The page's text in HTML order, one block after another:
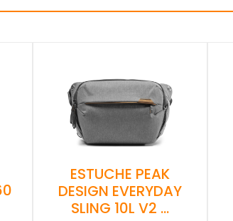
ESTUCHE PEAK
DESIGN EVERYDAY
SLING 10L V2 …